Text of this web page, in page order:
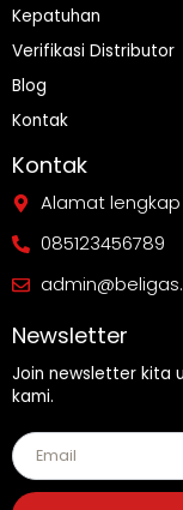
Kepatuhan
Verifikasi Distributor
Blog
Kontak
Kontak
Alamat lengkap
085123456789
Newsletter
Join newsletter kita
kami.